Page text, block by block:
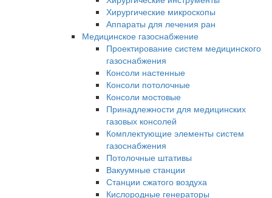
Хирургические микроскопы
Аппараты для лечения ран
Медицинское газоснабжение
Проектирование систем медицинского
газоснабжения
Консоли настенные
Консоли потолочные
Консоли мостовые
Принадлежности для медицинских
газовых консолей
Комплектующие элементы систем
газоснабжения
Потолочные штативы
Вакуумные станции
Станции сжатого воздуха
Кислородные генераторы